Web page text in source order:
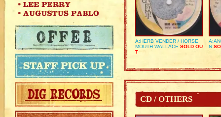
A:HERB VENDER / HORSE
MOUTH WALLACE SOLD OU
T
N
CD / OTHERS